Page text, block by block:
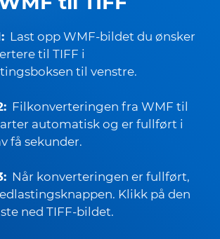
Last opp WMF-bildet du ønsker
til TIFF i
til venstre.
Filkonverteringen fra WMF til
automatisk og er fullført i
få sekunder.
Når konverteringen er fullført,
Klikk på den
ned TIFF-bildet.